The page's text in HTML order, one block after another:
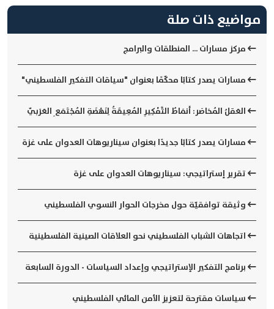
مواضيع ذات صلة
مركز مسارات ... المنطلقات والبرامج
مسارات يصدر كتابًا محكّمًا بعنوان "سياقات التفكير الفلسطيني"
العَقلُ المُحَاصَر: أَنمَاطُ التَّفْكِيرِ المُعِيقَةُ لِنَهْضَةِ المُجْتَمَعِ العَرَبيّ
مسارات يصدر كتابًا جديدًا بعنوان سيناريوهات العدوان على غزة
تقرير إستراتيجي: سيناريوهات العدوان على غزة
وثيقة توافقيّة حول مخرجات الحوار النسوي الفلسطيني
اتجاهات الشباب الفلسطيني نحو العلاقات الصينية الفلسطينية
برنامج التفكير الإستراتيجي وإعداد السياسات - الدورة السابعة
سياسات مقترحة لتعزيز الأمن المائي الفلسطيني